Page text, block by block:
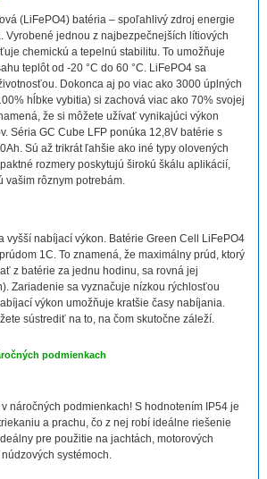
(LiFePO4) batéria – spoľahlivý zdroj energie
Vyrobené jednou z najbezpečnejších lítiových
chemickú a tepelnú stabilitu. To umožňuje
teplôt od -20 °C do 60 °C. LiFePO4 sa
Dokonca aj po viac ako 3000 úplných
hĺbke vybitia) si zachová viac ako 70% svojej
že si môžete užívať vynikajúci výkon
Séria GC Cube LFP ponúka 12,8V batérie s
Sú až trikrát ľahšie ako iné typy olovených
rozmery poskytujú širokú škálu aplikácií,
vašim rôznym potrebám.
vyšší nabíjací výkon. Batérie Green Cell LiFePO4
1C. To znamená, že maximálny prúd, ktorý
z batérie za jednu hodinu, sa rovná jej
Zariadenie sa vyznačuje nízkou rýchlosťou
výkon umožňuje kratšie časy nabíjania.
sústrediť na to, na čom skutočne záleží.
podmienkach
náročných podmienkach! S hodnotením IP54 je
a prachu, čo z nej robí ideálne riešenie
pre použitie na jachtách, motorových
systémoch.